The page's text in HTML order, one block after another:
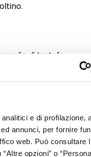
e di profilazione,
annunci, per fornire
web. Può consultare
opzioni” o
di tartufo
fino a fermare
bella calda in
la verza.
parti e servire con